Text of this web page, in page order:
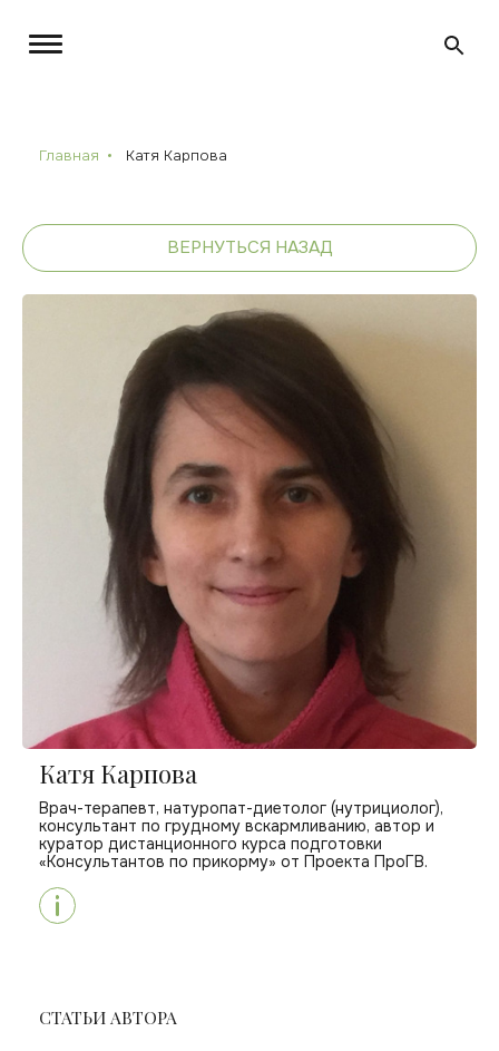
Главная Катя Карпова
ВЕРНУТЬСЯ НАЗАД
Катя Карпова
Врач-терапевт, натуропат-диетолог (нутрициолог),
консультант по грудному вскармливанию, автор и
куратор дистанционного курса подготовки
«Консультантов по прикорму» от Проекта ПроГВ.
СТАТЬИ АВТОРА